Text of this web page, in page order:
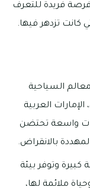
فريدة للتعرف
كانت تزدهر فيها.
السياحية
العربية
واسعة تحتضن
بالانقراض.
وتوفر بيئة
ملائمة لها،